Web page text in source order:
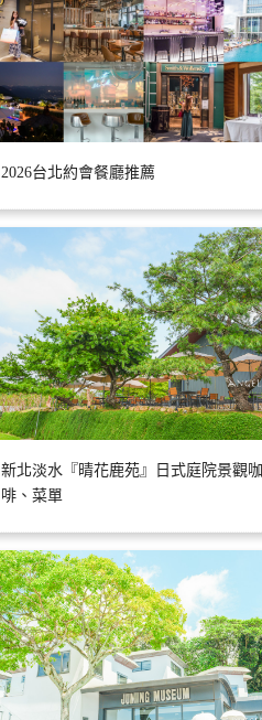
2026台北約會餐廳推薦
新北淡水『晴花鹿苑』日式庭院景觀咖
啡、菜單